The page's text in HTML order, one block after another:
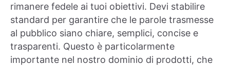
rimanere fedele ai tuoi obiettivi. Devi stabilire
standard per garantire che le parole trasmesse
al pubblico siano chiare, semplici, concise e
trasparenti. Questo è particolarmente
importante nel nostro dominio di prodotti, che